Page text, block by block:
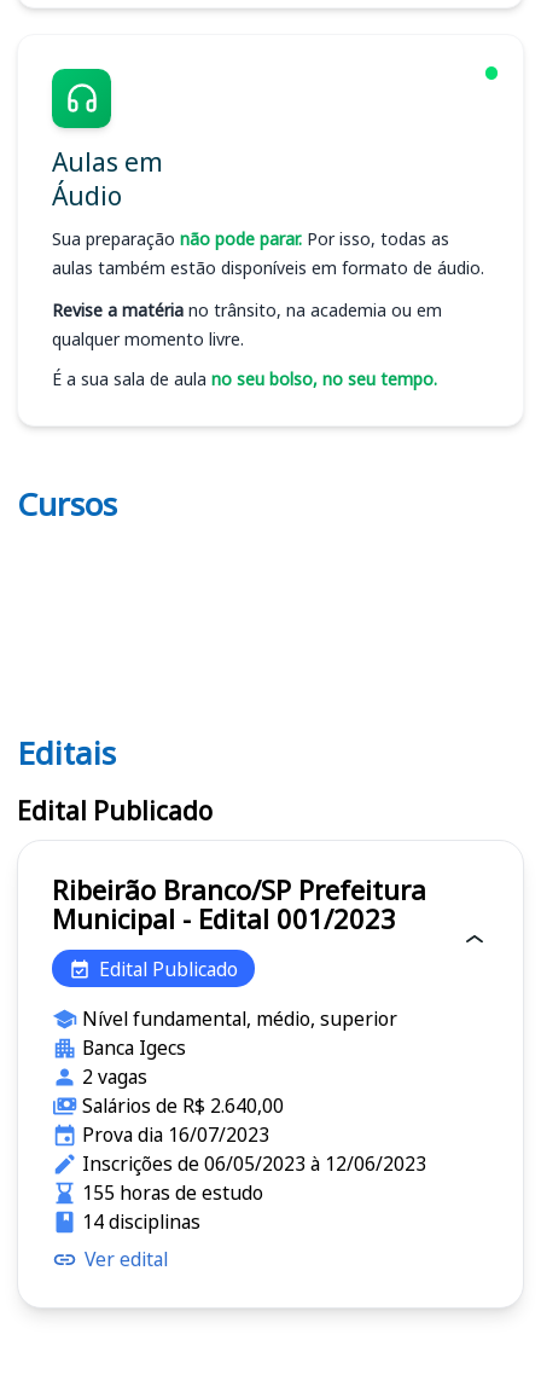
Aulas em
Áudio
Sua preparação não pode parar. Por isso, todas as
aulas também estão disponíveis em formato de áudio.
Revise a matéria no trânsito, na academia ou em
qualquer momento livre.
É a sua sala de aula no seu bolso, no seu tempo.
Cursos
Editais
Editais
Edital Publicado
Ribeirão Branco/SP Prefeitura
Municipal - Edital 001/2023
Edital Publicado
Nível fundamental, médio, superior
Banca Igecs
2 vagas
Salários de R$ 2.640,00
Prova dia 16/07/2023
Inscrições de 06/05/2023 à 12/06/2023
155 horas de estudo
14 disciplinas
Ver edital